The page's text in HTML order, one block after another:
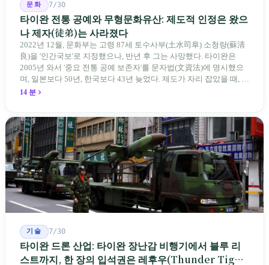
문화 7/30
타이완 전통 공예와 무형문화유산: 제도적 인정은 왔으
나 제자(徒弟)는 사라졌다
2022년 12월, 문화부는 고령 87세 토수사부(土水司阜) 소청량(蘇清
良)을 '인간국보'로 지정했으나, 반년 후 그는 사망했다. 타이완은
2005년 와서 '중요 전통 공예 보존자'를 문자법(文資法)에 명시했으
며, 일본보다 50년, 한국보다 43년 늦었다. 제도가 자리 잡았을 때, 제
자 제도는 이미 1970-80년대 산업화 과정에서 붕괴되었다. 600여 명
14 분
기술 7/30
타이완 드론 산업: 타이완 장난감 비행기에서 블루 리
스트까지, 한 장의 입석권은 레후우(Thunder Tiger)